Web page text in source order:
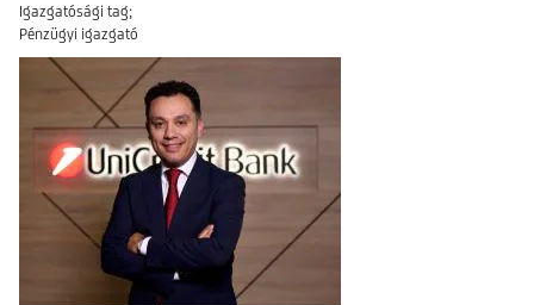
Igazgatósági tag;
Pénzügyi igazgató